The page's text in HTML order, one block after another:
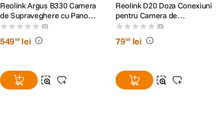
Reolink Argus B330 Camera
de Supraveghere cu Panou
Solar 4 MP si Inteligenta
Artificiala
(0)
54999 lei
Reolink D20 Doza Conexiuni
pentru Camera de
Supraveghere Reolink
(0)
7999 lei